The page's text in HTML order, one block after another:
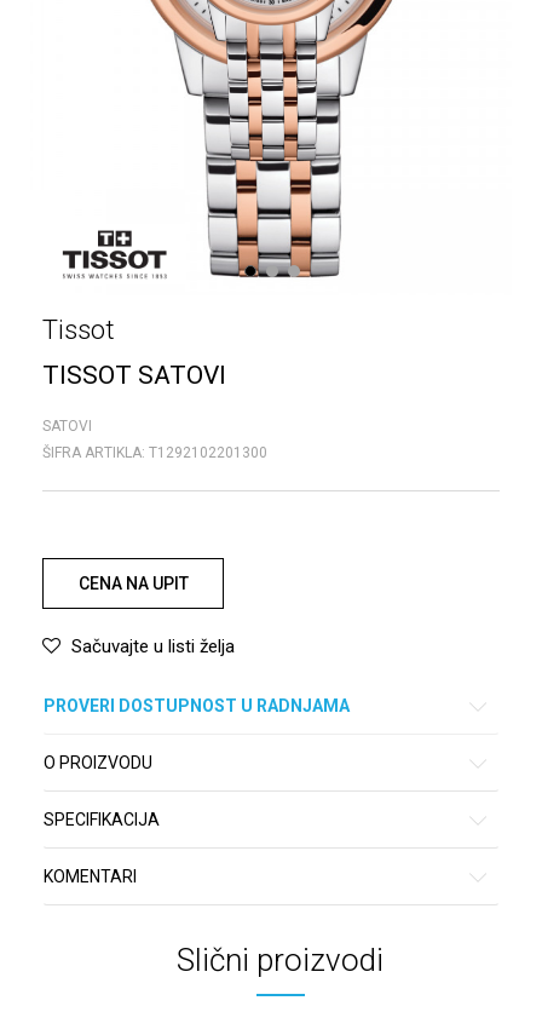
1 2 3
Tissot
TISSOT SATOVI
SATOVI
ŠIFRA ARTIKLA: T1292102201300
CENA NA UPIT
Sačuvajte u listi želja
PROVERI DOSTUPNOST U RADNJAMA
O PROIZVODU
SPECIFIKACIJA
KOMENTARI
Slični proizvodi